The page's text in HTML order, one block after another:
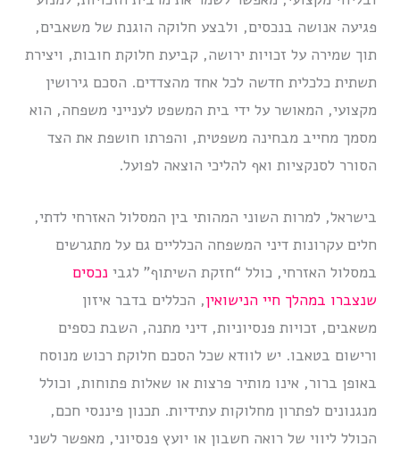
פגיעה אנושה בנכסים, ולבצע חלוקה הוגנת של משאבים,
תוך שמירה על זכויות ירושה, קביעת חלוקת חובות, ויצירת
תשתית כלכלית חדשה לכל אחד מהצדדים. הסכם גירושין
מקצועי, המאושר על ידי בית המשפט לענייני משפחה, הוא
מסמך מחייב מבחינה משפטית, והפרתו חושפת את הצד
הסורר לסנקציות ואף להליכי הוצאה לפועל.
בישראל, למרות השוני המהותי בין המסלול האזרחי לדתי,
חלים עקרונות דיני המשפחה הכלליים גם על מתגרשים
במסלול האזרחי, כולל “חזקת השיתוף” לגבי נכסים
שנצברו במהלך חיי הנישואין, הכללים בדבר איזון
משאבים, זכויות פנסיוניות, דיני מתנה, השבת כספים
ורישום בטאבו. יש לוודא שכל הסכם חלוקת רכוש מנוסח
באופן ברור, אינו מותיר פרצות או שאלות פתוחות, וכולל
מנגנונים לפתרון מחלוקות עתידיות. תכנון פיננסי חכם,
הכולל ליווי של רואה חשבון או יועץ פנסיוני, מאפשר לשני